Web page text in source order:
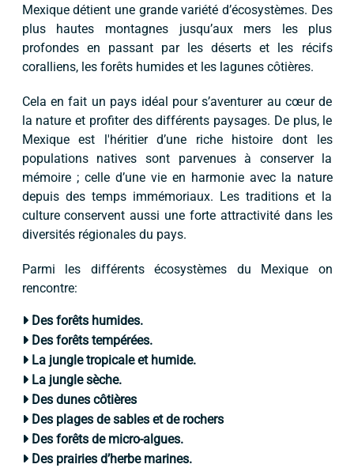
Mexique détient une grande variété d’écosystèmes. Des
plus hautes montagnes jusqu’aux mers les plus
profondes en passant par les déserts et les récifs
coralliens, les forêts humides et les lagunes côtières.
Cela en fait un pays idéal pour s’aventurer au cœur de
la nature et profiter des différents paysages. De plus, le
Mexique est l'héritier d’une riche histoire dont les
populations natives sont parvenues à conserver la
mémoire ; celle d’une vie en harmonie avec la nature
depuis des temps immémoriaux. Les traditions et la
culture conservent aussi une forte attractivité dans les
diversités régionales du pays.
Parmi les différents écosystèmes du Mexique on
rencontre:
Des forêts humides.
Des forêts tempérées.
La jungle tropicale et humide.
La jungle sèche.
Des dunes côtières
Des plages de sables et de rochers
Des forêts de micro-algues.
Des prairies d’herbe marines.